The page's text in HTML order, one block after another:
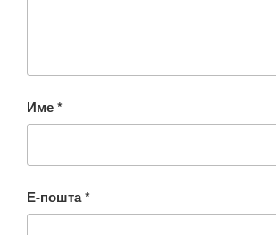
Име*
Е-пошта*